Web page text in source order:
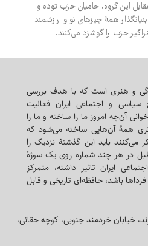
این گروه، حامیان حزب توده و
همۀ چیزهای نو و ارزشمند
حزب را گوشزد می‌کنند.
و هنری است که با هدف بررسی
سیاسی و اجتماعی ایران فعالیت
آن‌چه امروز ما را ساخته و ما را
همه‌ٔ آن‌هایی ساخته می‌شود که
باید این گذشته‌ٔ نزدیک را
طبل در هر چند شماره روی یک سوژه‌ٔ
ایران تاثیر داشته، متمرکز
باشد، حافظه‌ای تاریخی و قابل
خیابان خردمند جنوبی، کوچه حقانی،